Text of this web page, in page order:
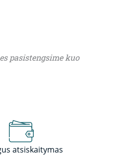
pasistengsime kuo
atsiskaitymas